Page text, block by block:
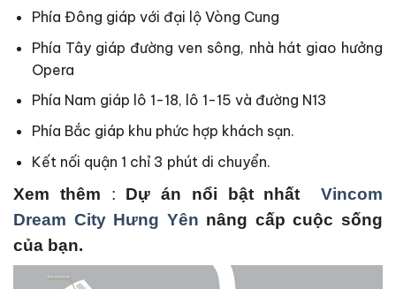
Phía Đông giáp với đại lộ Vòng Cung
Phía Tây giáp đường ven sông, nhà hát giao hưởng
Opera
Phía Nam giáp lô 1-18, lô 1-15 và đường N13
Phía Bắc giáp khu phức hợp khách sạn.
Kết nối quận 1 chỉ 3 phút di chuyển.
Xem thêm : Dự án nổi bật nhấtVincom
Dream City Hưng Yên nâng cấp cuộc sống
của bạn.